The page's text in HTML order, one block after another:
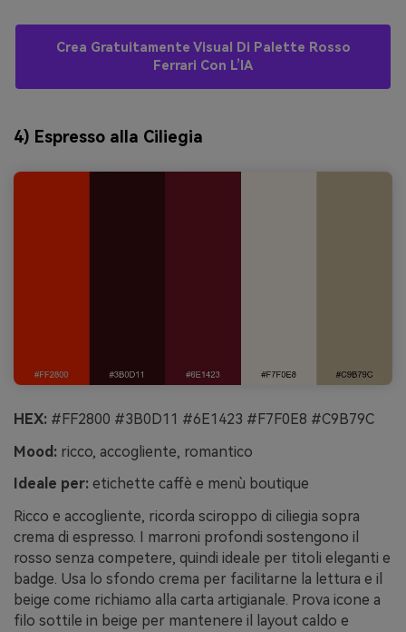
Crea Gratuitamente Visual Di Palette Rosso
Ferrari Con L’IA
4) Espresso alla Ciliegia
HEX: #FF2800 #3B0D11 #6E1423 #F7F0E8 #C9B79C
Mood: ricco, accogliente, romantico
Ideale per: etichette caffè e menù boutique
Ricco e accogliente, ricorda sciroppo di ciliegia sopra
crema di espresso. I marroni profondi sostengono il
rosso senza competere, quindi ideale per titoli eleganti e
badge. Usa lo sfondo crema per facilitarne la lettura e il
beige come richiamo alla carta artigianale. Prova icone a
filo sottile in beige per mantenere il layout caldo e